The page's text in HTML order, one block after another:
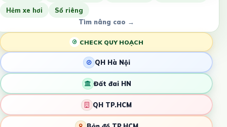
Hẻm xe hơi
Sổ riêng
Tìm nâng cao →
CHECK QUY HOẠCH
QH Hà Nội
Đất đai HN
QH TP.HCM